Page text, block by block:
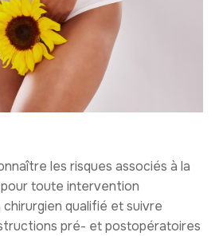
les risques associés à la
toute intervention
chirurgien qualifié et suivre
pré- et postopératoires